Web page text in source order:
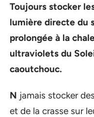
Toujours stocker
lumière directe du
prolongée à la
ultraviolets du
caoutchouc.
N jamais stocker
et de la crasse sur